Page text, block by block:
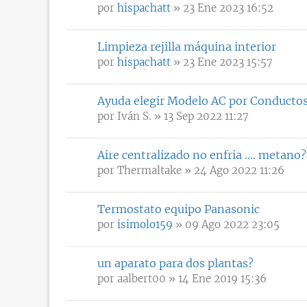
por hispachatt » 23 Ene 2023 16:52
Limpieza rejilla máquina interior
por hispachatt » 23 Ene 2023 15:57
Ayuda elegir Modelo AC por
por Iván S. » 13 Sep 2022 11:27
Aire centralizado no enfria .... metano?
por Thermaltake » 24 Ago 2022 11:26
Termostato equipo Panasonic
por isimolo159 » 09 Ago 2022 23:05
un aparato para dos plantas?
por aalbert00 » 14 Ene 2019 15:36